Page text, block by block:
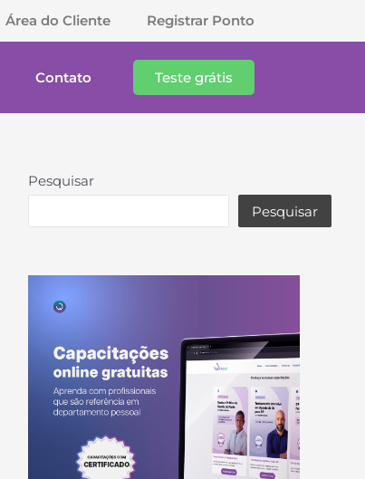
Área do Cliente Registrar Ponto
Contato Teste grátis
Pesquisar
Pesquisar